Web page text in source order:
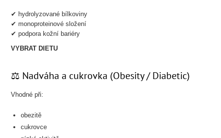
✔ hydrolyzované bílkoviny
✔ monoproteinové složení
✔ podpora kožní bariéry
VYBRAT DIETU
⚖️ Nadváha a cukrovka (Obesity / Diabetic)
Vhodné při:
obezitě
cukrovce